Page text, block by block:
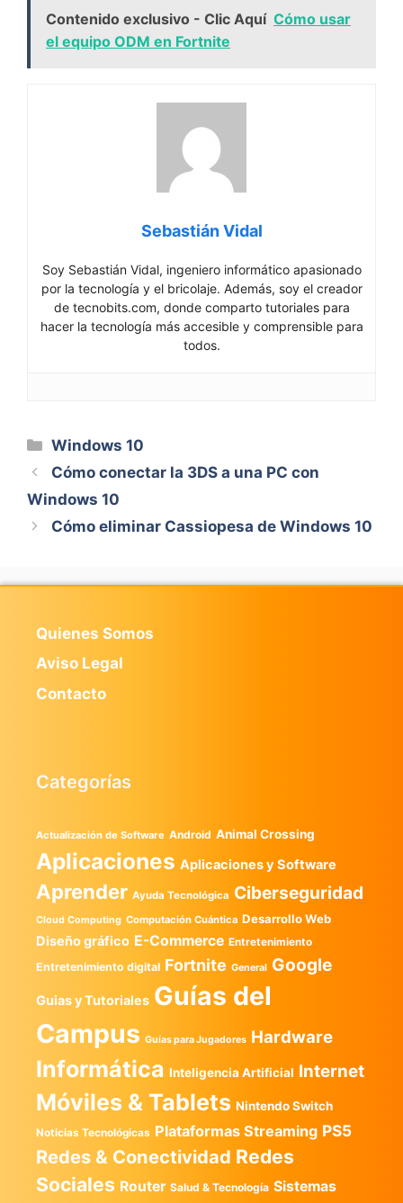
Contenido exclusivo - Clic Aquí Cómo usar
el equipo ODM en Fortnite
Sebastián Vidal
Soy Sebastián Vidal, ingeniero informático apasionado
por la tecnología y el bricolaje. Además, soy el creador
de tecnobits.com, donde comparto tutoriales para
hacer la tecnología más accesible y comprensible para
todos.
Categorías
Windows 10
Cómo conectar la 3DS a una PC con
Windows 10
Cómo eliminar Cassiopesa de Windows 10
Quienes Somos
Aviso Legal
Contacto
Categorías
Actualización de Software Android Animal Crossing
Aplicaciones Aplicaciones y Software
Aprender Ayuda Tecnológica Ciberseguridad
Cloud Computing Computación Cuántica Desarrollo Web
Diseño gráfico E-Commerce Entretenimiento
Entretenimiento digital Fortnite General Google
Guias y Tutoriales Guías del
Campus Guías para Jugadores Hardware
Informática Inteligencia Artificial Internet
Móviles & Tablets Nintendo Switch
Noticias Tecnológicas Plataformas Streaming PS5
Redes & Conectividad Redes
Sociales Router Salud & Tecnología Sistemas